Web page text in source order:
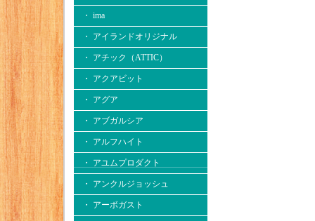
・ ima
・ アイランドオリジナル
・ アチック（ATTIC）
・ アクアビット
・ アグア
・ アブガルシア
・ アルフハイト
・ アユムプロダクト
・ アンクルジョッシュ
・ アーボガスト